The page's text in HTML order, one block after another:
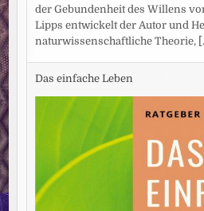
der Gebundenheit des Willens
Lipps entwickelt der Autor und
naturwissenschaftliche Theorie,
Das einfache Leben